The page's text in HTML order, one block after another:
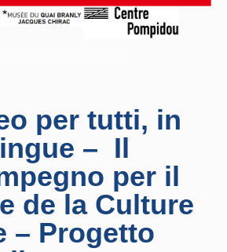
per tutti, in
– Il
per il
de la Culture
– Progetto